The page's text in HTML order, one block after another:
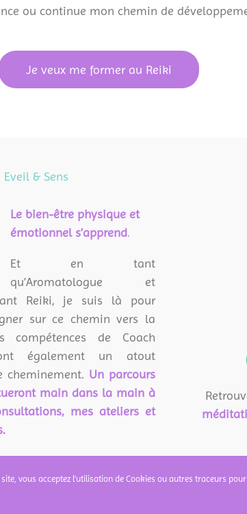
ou continue mon chemin de
Je veux me former au Reiki
Eveil & Sens
Le bien-être physique et
émotionnel s’apprend.
Et en tant
qu’Aromatologue et
Reiki, je suis là pour
sur ce chemin vers la
compétences de Coach
également un atout
cheminement. Un parcours
main dans la main à
mes ateliers et
vous acceptez l’utilisation de Cookies ou autres traceurs